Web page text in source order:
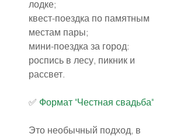
лодке;
квест-поездка по памятным
местам пары;
мини-поездка за город:
роспись в лесу, пикник и
рассвет.
✅️ Формат "Честная свадьба"
Это необычный подход, в